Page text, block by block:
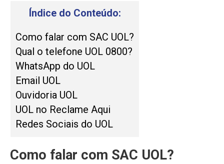
Índice do Conteúdo:
Como falar com SAC UOL?
Qual o telefone UOL 0800?
WhatsApp do UOL
Email UOL
Ouvidoria UOL
UOL no Reclame Aqui
Redes Sociais do UOL
Como falar com SAC UOL?